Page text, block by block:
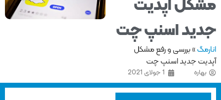
آپدیت
اسنپ چت
»بررسی و رفع مشکل
جدید اسنپ چت
بهاره